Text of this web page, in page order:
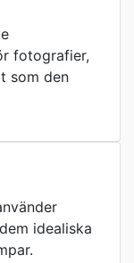
fotografier,
som den
idealiska